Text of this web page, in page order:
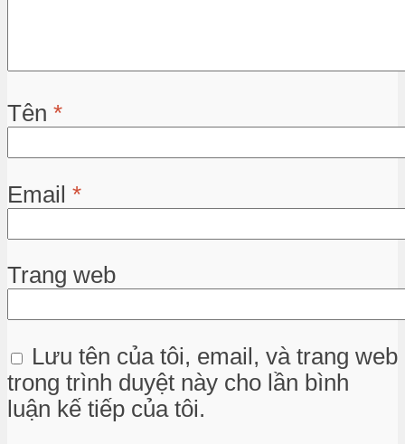
Tên *
Email *
Trang web
Lưu tên của tôi, email, và trang web
trong trình duyệt này cho lần bình
luận kế tiếp của tôi.